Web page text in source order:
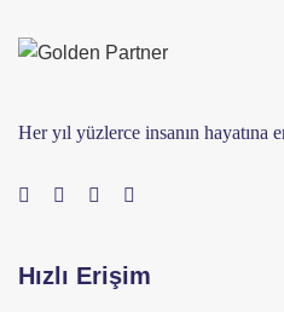
Her yıl yüzlerce insanın hayatına
Hızlı Erişim